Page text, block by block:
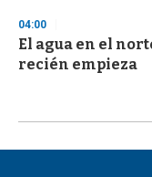
04:00
El agua en el
recién empieza